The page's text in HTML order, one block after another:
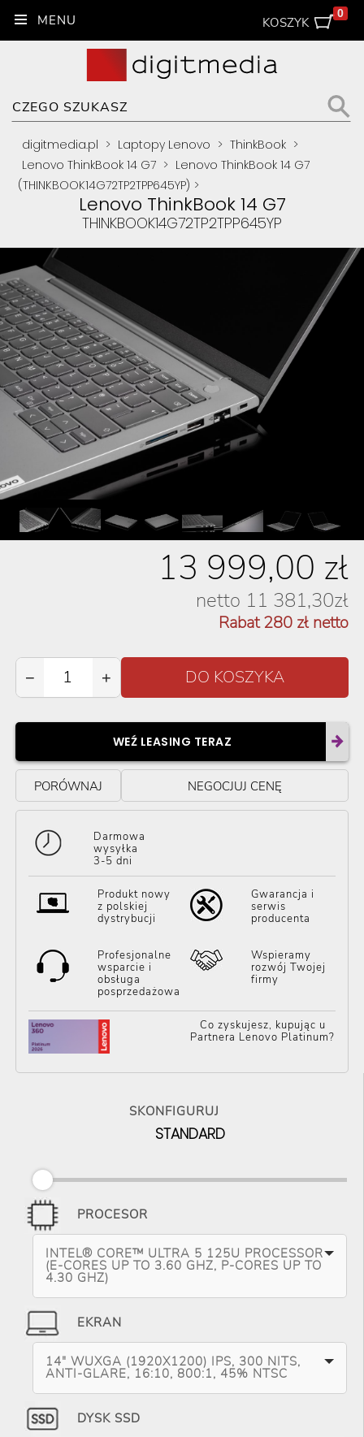
KOSZYK
0
digitmedia.pl > Laptopy Lenovo > ThinkBook >
Lenovo ThinkBook 14 G7 > Lenovo ThinkBook 14 G7
(THINKBOOK14G72TP2TPP645YP) >
Lenovo ThinkBook 14 G7
THINKBOOK14G72TP2TPP645YP
13 999,00 zł
netto 11 381,30zł
Rabat280 zł netto
− +
WEŹ LEASING TERAZ
PORÓWNAJ NEGOCJUJ CENĘ
Darmowa
wysyłka
3-5 dni
Produkt nowy
z polskiej
dystrybucji
Gwarancja i
serwis
producenta
Profesjonalne
wsparcie i
obsługa
posprzedażowa
Wspieramy
rozwój Twojej
firmy
Co zyskujesz, kupując u
Partnera Lenovo Platinum?
SKONFIGURUJ
STANDARD
PROCESOR
INTEL® CORE™ ULTRA 5 125U PROCESSOR
(E-CORES UP TO 3.60 GHZ, P-CORES UP TO
4.30 GHZ)
EKRAN
14" WUXGA (1920X1200) IPS, 300 NITS,
ANTI-GLARE, 16:10, 800:1, 45% NTSC
DYSK SSD